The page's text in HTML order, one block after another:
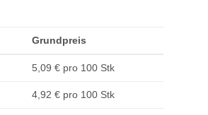
Grundpreis
5,09 € pro 100 Stk
4,92 € pro 100 Stk